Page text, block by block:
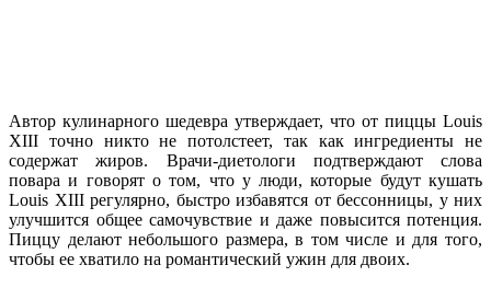
Автор кулинарного шедевра утверждает, что от пиццы Louis
XIII точно никто не потолстеет, так как ингредиенты не
содержат жиров. Врачи-диетологи подтверждают слова
повара и говорят о том, что у люди, которые будут кушать
Louis XIII регулярно, быстро избавятся от бессонницы, у них
улучшится общее самочувствие и даже повысится потенция.
Пиццу делают небольшого размера, в том числе и для того,
чтобы ее хватило на романтический ужин для двоих.